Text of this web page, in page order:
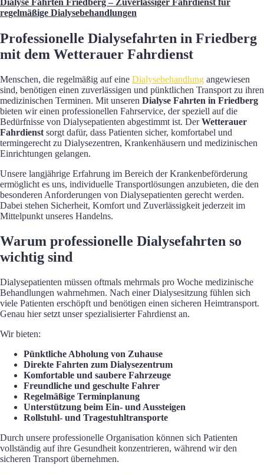
Dialyse Fahrten Friedberg – Zuverlässiger Fahrdienst für
regelmäßige Dialysebehandlungen
Professionelle Dialysefahrten in Friedberg
mit dem Wetterauer Fahrdienst
Menschen, die regelmäßig auf eine Dialysebehandlung angewiesen
sind, benötigen einen zuverlässigen und pünktlichen Transport zu ihren
medizinischen Terminen. Mit unseren Dialyse Fahrten in Friedberg
bieten wir einen professionellen Fahrservice, der speziell auf die
Bedürfnisse von Dialysepatienten abgestimmt ist. DerWetterauer
Fahrdienst sorgt dafür, dass Patienten sicher, komfortabel und
termingerecht zu Dialysezentren, Krankenhäusern und medizinischen
Einrichtungen gelangen.
Unsere langjährige Erfahrung im Bereich der Krankenbeförderung
ermöglicht es uns, individuelle Transportlösungen anzubieten, die den
besonderen Anforderungen von Dialysepatienten gerecht werden.
Dabei stehen Sicherheit, Komfort und Zuverlässigkeit jederzeit im
Mittelpunkt unseres Handelns.
Warum professionelle Dialysefahrten so
wichtig sind
Dialysepatienten müssen oftmals mehrmals pro Woche medizinische
Behandlungen wahrnehmen. Nach einer Dialysesitzung fühlen sich
viele Patienten erschöpft und benötigen einen sicheren Heimtransport.
Genau hier setzt unser spezialisierter Fahrdienst an.
Wir bieten:
Pünktliche Abholung von Zuhause
Direkte Fahrten zum Dialysezentrum
Komfortable und saubere Fahrzeuge
Freundliche und geschulte Fahrer
Regelmäßige Terminplanung
Unterstützung beim Ein- und Aussteigen
Rollstuhl- und Tragestuhltransporte
Durch unsere professionelle Organisation können sich Patienten
vollständig auf ihre Gesundheit konzentrieren, während wir den
sicheren Transport übernehmen.